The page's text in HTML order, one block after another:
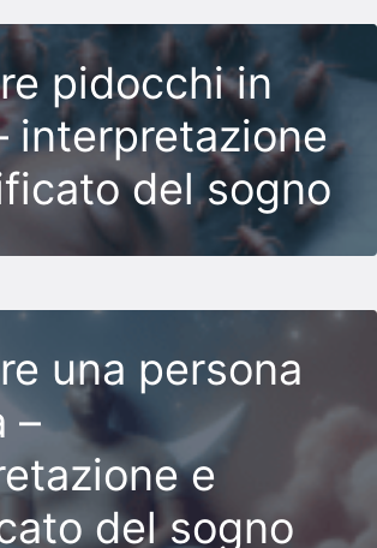
pidocchi in
interpretazione
del sogno
una persona
–
e
del sogno